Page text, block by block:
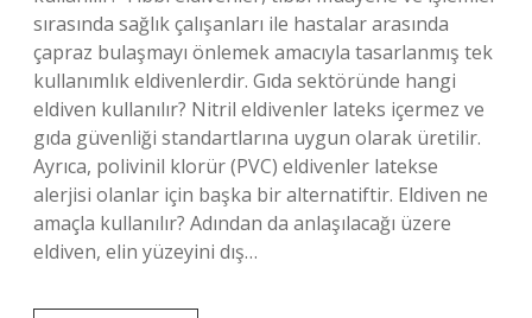
sırasında sağlık çalışanları ile hastalar arasında
çapraz bulaşmayı önlemek amacıyla tasarlanmış tek
kullanımlık eldivenlerdir. Gıda sektöründe hangi
eldiven kullanılır? Nitril eldivenler lateks içermez ve
gıda güvenliği standartlarına uygun olarak üretilir.
Ayrıca, polivinil klorür (PVC) eldivenler latekse
alerjisi olanlar için başka bir alternatiftir. Eldiven ne
amaçla kullanılır? Adından da anlaşılacağı üzere
eldiven, elin yüzeyini dış…